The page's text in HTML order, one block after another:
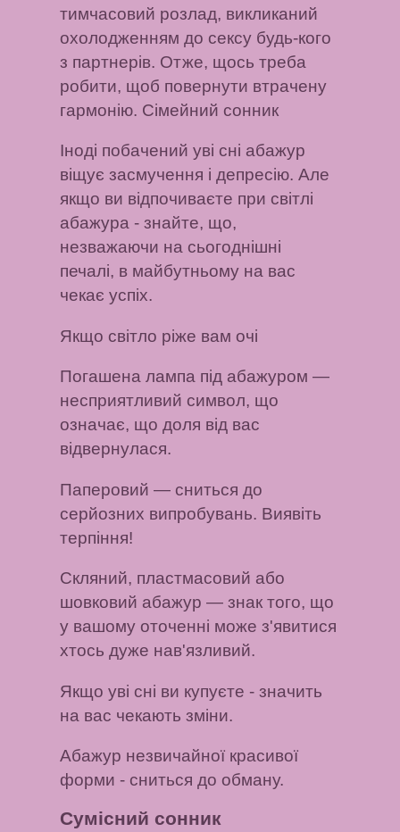
тимчасовий розлад, викликаний
охолодженням до сексу будь-кого
з партнерів. Отже, щось треба
робити, щоб повернути втрачену
гармонію. Сімейний сонник
Іноді побачений уві сні абажур
віщує засмучення і депресію. Але
якщо ви відпочиваєте при світлі
абажура - знайте, що,
незважаючи на сьогоднішні
печалі, в майбутньому на вас
чекає успіх.
Якщо світло ріже вам очі
Погашена лампа під абажуром —
несприятливий символ, що
означає, що доля від вас
відвернулася.
Паперовий — сниться до
серйозних випробувань. Виявіть
терпіння!
Скляний, пластмасовий або
шовковий абажур — знак того, що
у вашому оточенні може з'явитися
хтось дуже нав'язливий.
Якщо уві сні ви купуєте - значить
на вас чекають зміни.
Абажур незвичайної красивої
форми - сниться до обману.
Сумісний сонник